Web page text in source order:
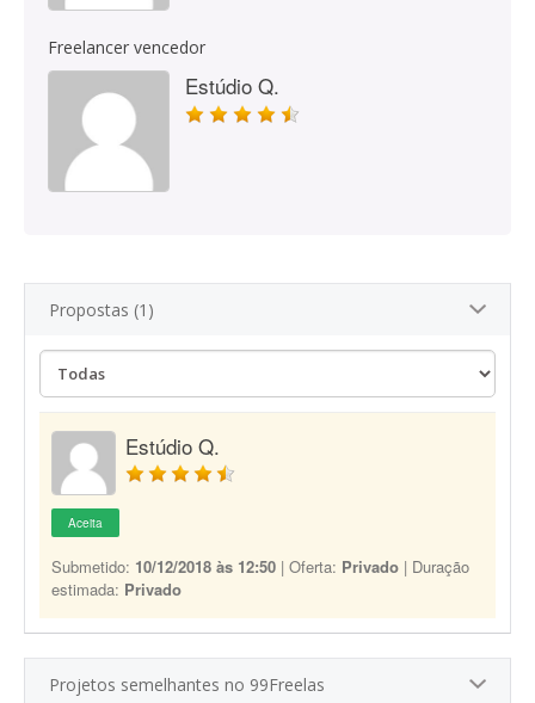
Freelancer vencedor
Estúdio Q.
Propostas (1)
Estúdio Q.
Aceita
Submetido: 10/12/2018 às 12:50 | Oferta: Privado | Duração
estimada: Privado
Projetos semelhantes no 99Freelas